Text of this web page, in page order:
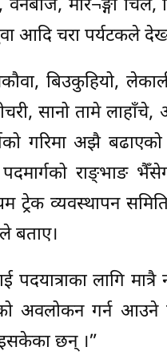
वनबाज, मोर¬ङ्गी
आदि चरा पर्यटकले
बिउकुहियो,
सानो तामे लाहाँचे,
गरिमा अझै बढाएको
राङ्भाङ
ट्रेक व्यवस्थापन
बताए।
पदयात्राका लागि
अवलोकन गर्न आउने
छन् ।”